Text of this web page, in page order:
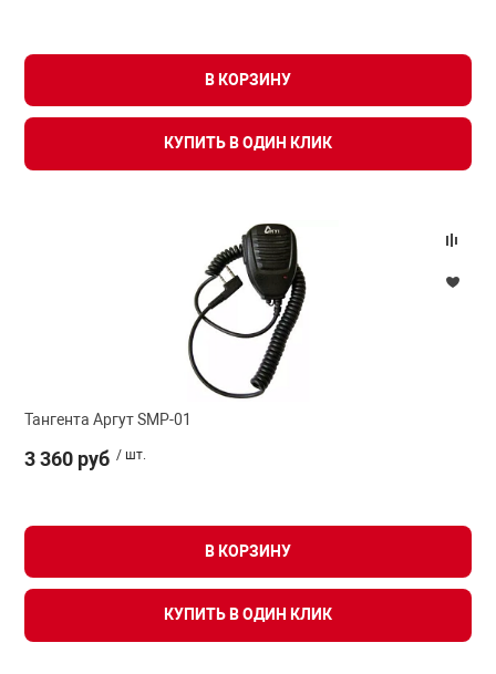
В КОРЗИНУ
КУПИТЬ В ОДИН КЛИК
Тангента Аргут SMP-01
3 360 руб / шт.
В КОРЗИНУ
КУПИТЬ В ОДИН КЛИК